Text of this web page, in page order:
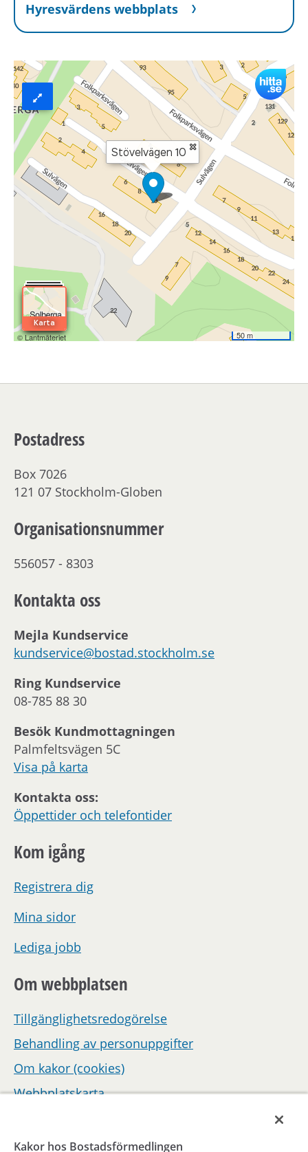
Hyresvärdens webbplats
Postadress
Box 7026
121 07 Stockholm-Globen
Organisationsnummer
556057 - 8303
Kontakta oss
Mejla Kundservice
kundservice@bostad.stockholm.se
Ring Kundservice
08-785 88 30
Besök Kundmottagningen
Palmfeltsvägen 5C
Visa på karta
Kontakta oss:
Öppettider och telefontider
Kom igång
Registrera dig
Mina sidor
Lediga jobb
Om webbplatsen
Tillgänglighetsredogörelse
Behandling av personuppgifter
Om kakor (cookies)
Webbplatskarta
Kakor hos Bostadsförmedlingen